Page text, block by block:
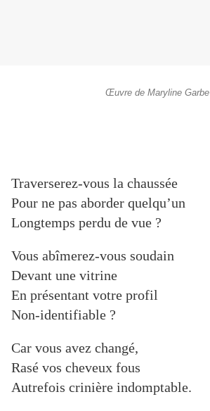
Œuvre de Maryline Garbe
Traverserez-vous la chaussée
Pour ne pas aborder quelqu’un
Longtemps perdu de vue ?
Vous abîmerez-vous soudain
Devant une vitrine
En présentant votre profil
Non-identifiable ?
Car vous avez changé,
Rasé vos cheveux fous
Autrefois crinière indomptable.